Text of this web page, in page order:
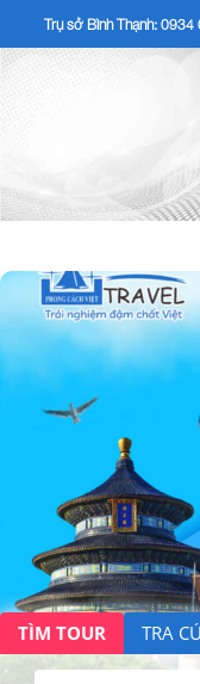
Trụ sở Bình Thạnh:
TÌM TOUR TRA
Tìm